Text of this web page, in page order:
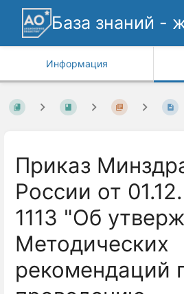
База знаний -
Информация
Приказ
России от
1113 "Об
Методических
рекомендаций